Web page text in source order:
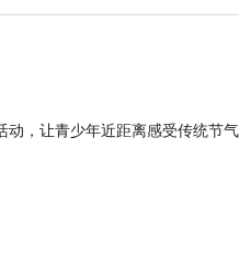
动，让青少年近距离感受传统节